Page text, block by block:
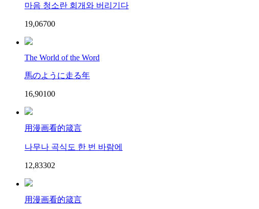
마음 청소란 회개와 버리기다
19,06700
The World of the Word
馬のように走る年
16,90100
用漫画看的箴言
나무나 곡식도 한 번 바람에
12,83302
用漫画看的箴言